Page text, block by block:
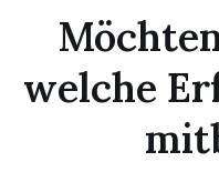
welche